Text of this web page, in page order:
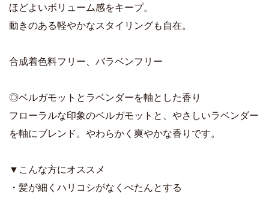
ほどよいボリューム感をキープ。
動きのある軽やかなスタイリングも自在。
合成着色料フリー、バラベンフリー
◎ベルガモットとラベンダーを軸とした香り
フローラルな印象のベルガモットと、やさしいラベンダー
を軸にブレンド。やわらかく爽やかな香りです。
▼こんな方にオススメ
・髪が細くハリコシがなくぺたんとする